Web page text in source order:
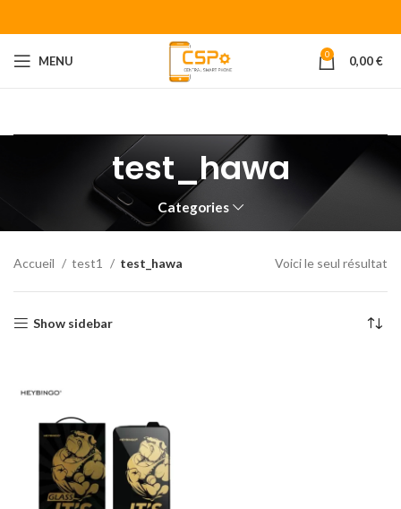
MENU 0 0,00€
test_hawa
Categories
Accueil test1 test_hawa Voici le seul résultat
Show sidebar